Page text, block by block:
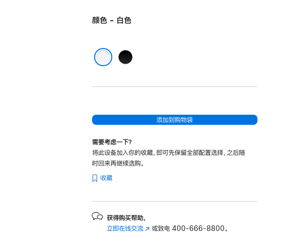
颜色 - 白色
黑
添加到购物袋
需要考虑一下？
将此设备加入你的收藏，即可先保留全部配置选择，之后随
时回来再继续选购。
收藏
获得购买帮助，
立即在线交流 (在 或致电400-666-8800。